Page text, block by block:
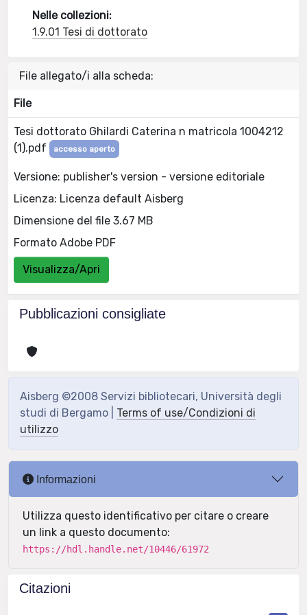
Nelle collezioni:
1.9.01 Tesi di dottorato
File allegato/i alla scheda:
File
Tesi dottorato Ghilardi Caterina n matricola 1004212
(1).pdf
accesso aperto
Versione: publisher's version - versione editoriale
Licenza: Licenza default Aisberg
Dimensione del file 3.67 MB
Formato Adobe PDF
Visualizza/Apri
Pubblicazioni consigliate
Aisberg ©2008 Servizi bibliotecari, Università degli
studi di Bergamo | Terms of use/Condizioni di
utilizzo
Informazioni
Utilizza questo identificativo per citare o creare
un link a questo documento:
https://hdl.handle.net/10446/61972
Citazioni